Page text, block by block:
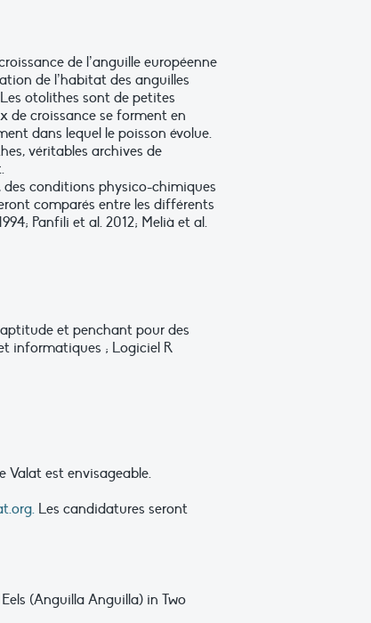
de l’anguille européenne
de l’habitat des anguilles
otolithes sont de petites
de croissance se forment en
dans lequel le poisson évolue.
véritables archives de
conditions physico-chimiques
comparés entre les différents
Panfili et al. 2012; Melià et al.
et penchant pour des
informatiques ; Logiciel R
Valat est envisageable.
. Les candidatures seront
(Anguilla Anguilla) in Two